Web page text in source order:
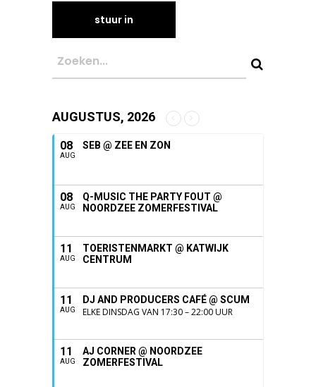
AUGUSTUS, 2026
08
AUG
SEB @ ZEE EN ZON
08
AUG
Q-MUSIC THE PARTY FOUT @
NOORDZEE ZOMERFESTIVAL
11
AUG
TOERISTENMARKT @ KATWIJK
CENTRUM
11
AUG
DJ AND PRODUCERS CAFÉ @ SCUM
ELKE DINSDAG VAN 17:30 – 22:00 UUR
11
AUG
AJ CORNER @ NOORDZEE
ZOMERFESTIVAL